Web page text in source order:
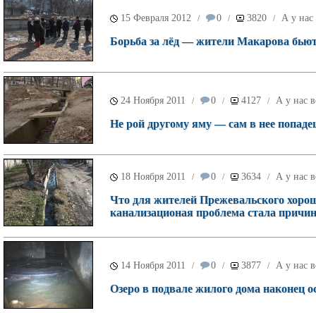
15 Февраля 2012 / 0 / 3820 / А у нас
Борьба за лёд — жители Макарова
24 Ноября 2011 / 0 / 4127 / А у нас
Не рой другому яму — сам в нее
18 Ноября 2011 / 0 / 3634 / А у нас
Что для жителей Прежевальского
канализационая проблема стала
14 Ноября 2011 / 0 / 3877 / А у нас
Озеро в подвале жилого дома наконец